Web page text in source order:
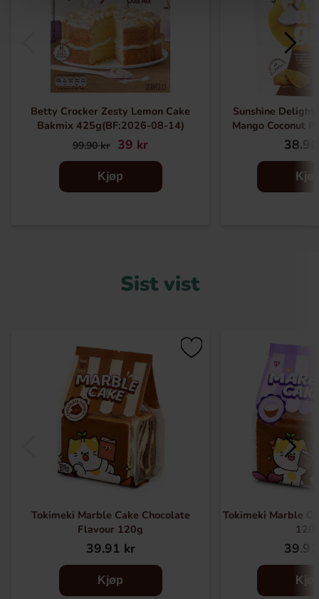
Betty Crocker Zesty Lemon Cake
Bakmix 425g(BF:2026-08-14)
99.90 kr 39 kr
Kjøp
Sunshine
Mango Coconut
Sist vist
Tokimeki Marble Cake Chocolate
Flavour 120g
39.91 kr
Kjøp
Tokimeki Marble